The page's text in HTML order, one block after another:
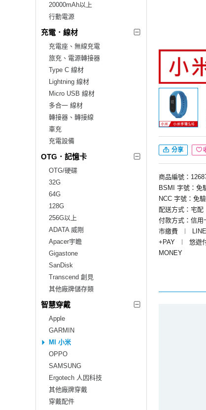
20000mAh以上
行動電源
充電．線材
充電座、無線充電
旅充、電源轉接器
Type C 線材
Lightning 線材
Micro USB 線材
多合一 線材
轉接器、轉接線
車充
充電設備
OTG．記憶卡
OTG/硬碟
32G
64G
128G
256G以上
ADATA 威剛
Apacer宇瞻
Gigastone
SanDisk
Transcend 創見
其他廠牌儲存類
智慧穿戴
Apple
GARMIN
MI 小米
OPPO
SAMSUNG
Ergotech 人因科技
其他廠牌穿戴
穿戴配件
分享
商品編號：
BSMI 字號：免
NCC 字號：免驗
配送方式：宅配
付款方式：信用
市繳費
︱
+PAY
︱ 悠遊
MONEY